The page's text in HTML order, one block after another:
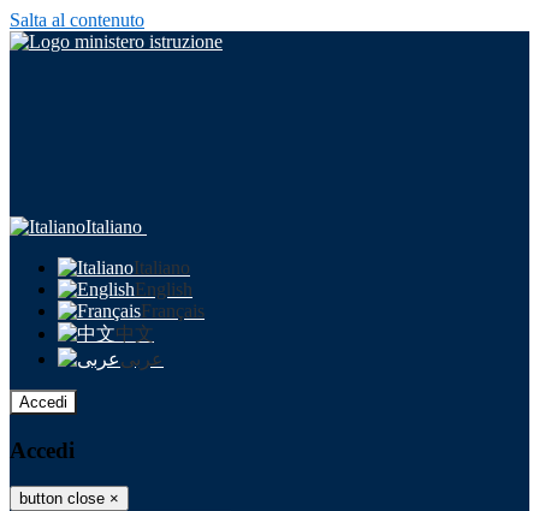
Salta al contenuto
Italiano
Italiano
English
Français
中文
عربى
Accedi
Accedi
button close ×